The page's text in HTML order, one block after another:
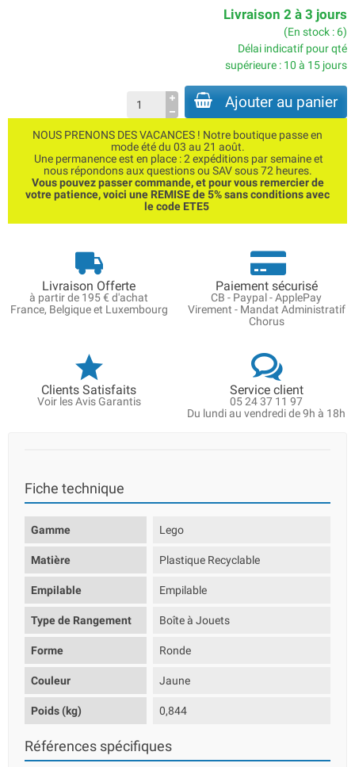
Livraison 2 à 3 jours
(En stock : 6)
Délai indicatif pour qté
supérieure : 10 à 15 jours
Ajouter au panier
NOUS PRENONS DES VACANCES ! Notre boutique passe en
mode été du 03 au 21 août.
Une permanence est en place : 2 expéditions par semaine et
nous répondons aux questions ou SAV sous 72 heures.
Vous pouvez passer commande, et pour vous remercier de
votre patience, voici une REMISE de 5% sans conditions avec
le code ETE5
Livraison Offerte
à partir de 195 € d'achat
France, Belgique et Luxembourg
Paiement sécurisé
CB - Paypal - ApplePay
Virement - Mandat Administratif
Chorus
Clients Satisfaits
Voir les Avis Garantis
Service client
05 24 37 11 97
Du lundi au vendredi de 9h à 18h
Fiche technique
Gamme Lego
Matière Plastique Recyclable
Empilable Empilable
Type de Rangement Boîte à Jouets
Forme Ronde
Couleur Jaune
Poids (kg) 0,844
Références spécifiques